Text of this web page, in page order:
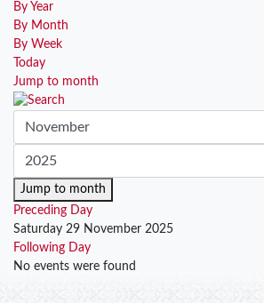
By Year
By Month
By Week
Today
Jump to month
Jump to month
Preceding Day
Saturday 29 November 2025
Following Day
No events were found